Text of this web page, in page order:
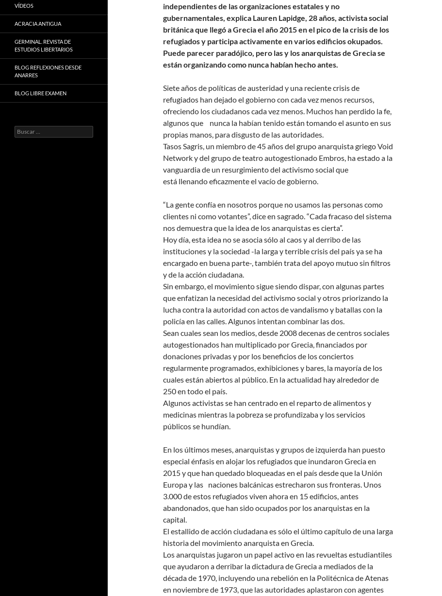
independientes de las organizaciones estatales y no
gubernamentales, explica Lauren Lapidge, 28 años, activista social
británica que llegó a Grecia el año 2015 en el pico de la crisis de los
refugiados y participa activamente en varios edificios okupados.
Puede parecer paradójico, pero las y los anarquistas de Grecia se
están organizando como nunca habían hecho antes.
Siete años de políticas de austeridad y una reciente crisis de
refugiados han dejado el gobierno con cada vez menos recursos,
ofreciendo los ciudadanos cada vez menos. Muchos han perdido la fe,
algunos que nunca la habían tenido están tomando el asunto en sus
propias manos, para disgusto de las autoridades.
Tasos Sagris, un miembro de 45 años del grupo anarquista griego Void
Network y del grupo de teatro autogestionado Embros, ha estado a la
vanguardia de un resurgimiento del activismo social que
está llenando eficazmente el vacío de gobierno.
“La gente confía en nosotros porque no usamos las personas como
clientes ni como votantes”, dice en sagrado. “Cada fracaso del sistema
nos demuestra que la idea de los anarquistas es cierta”.
Hoy día, esta idea no se asocia sólo al caos y al derribo de las
instituciones y la sociedad -la larga y terrible crisis del país ya se ha
encargado en buena parte-, también trata del apoyo mutuo sin filtros
y de la acción ciudadana.
Sin embargo, el movimiento sigue siendo dispar, con algunas partes
que enfatizan la necesidad del activismo social y otros priorizando la
lucha contra la autoridad con actos de vandalismo y batallas con la
policía en las calles. Algunos intentan combinar las dos.
Sean cuales sean los medios, desde 2008 decenas de centros sociales
autogestionados han multiplicado por Grecia, financiados por
donaciones privadas y por los beneficios de los conciertos
regularmente programados, exhibiciones y bares, la mayoría de los
cuales están abiertos al público. En la actualidad hay alrededor de
250 en todo el país.
Algunos activistas se han centrado en el reparto de alimentos y
medicinas mientras la pobreza se profundizaba y los servicios
públicos se hundían.
En los últimos meses, anarquistas y grupos de izquierda han puesto
especial énfasis en alojar los refugiados que inundaron Grecia en
2015 y que han quedado bloqueadas en el país desde que la Unión
Europa y las naciones balcánicas estrecharon sus fronteras. Unos
3.000 de estos refugiados viven ahora en 15 edificios, antes
abandonados, que han sido ocupados por los anarquistas en la
capital.
El estallido de acción ciudadana es sólo el último capítulo de una larga
historia del movimiento anarquista en Grecia.
Los anarquistas jugaron un papel activo en las revueltas estudiantiles
que ayudaron a derribar la dictadura de Grecia a mediados de la
década de 1970, incluyendo una rebelión en la Politécnica de Atenas
en noviembre de 1973, que las autoridades aplastaron con agentes
VÍDEOS
ACRACIA ANTIGUA
GERMINAL. REVISTA DE
ESTUDIOS LIBERTARIOS
BLOG REFLEXIONES DESDE
ANARRES
BLOG LIBRE EXAMEN
Buscar: